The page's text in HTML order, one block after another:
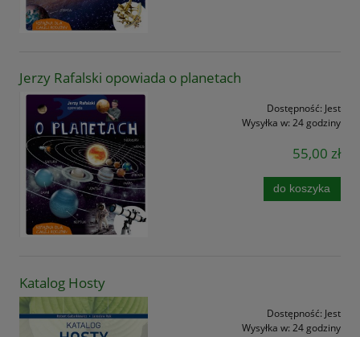
Jerzy Rafalski opowiada o planetach
Dostępność: Jest
Wysyłka w: 24 godziny
55,00 zł
do koszyka
Katalog Hosty
Dostępność: Jest
Wysyłka w: 24 godziny